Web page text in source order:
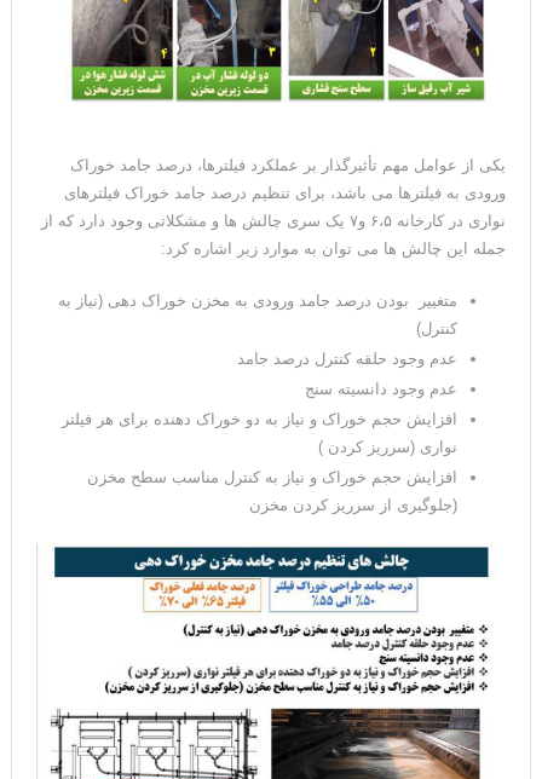
یکی از عوامل مهم تأثیرگذار بر عملکرد فیلترها، درصد جامد خوراک
ورودی به فیلترها می باشد، برای تنظیم درصد جامد خوراک فیلترهای
نواری در کارخانه ۶،۵ و۷ یک سری چالش ها و مشکلاتی وجود دارد که از
جمله این چالش ها می توان به موارد زیر اشاره کرد:
متغییر بودن درصد جامد ورودی به مخزن خوراک دهی (نیاز به
کنترل)
عدم وجود حلقه کنترل درصد جامد
عدم وجود دانسیته سنج
افزایش حجم خوراک و نیاز به دو خوراک دهنده برای هر فیلتر
نواری (سرریز کردن )
افزایش حجم خوراک و نیاز به کنترل مناسب سطح مخزن
(جلوگیری از سرریز کردن مخزن